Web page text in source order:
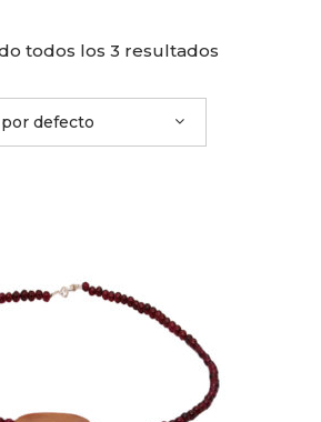
todos los 3 resultados
defecto